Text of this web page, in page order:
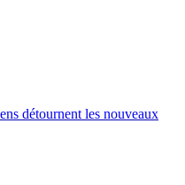
détournent les nouveaux